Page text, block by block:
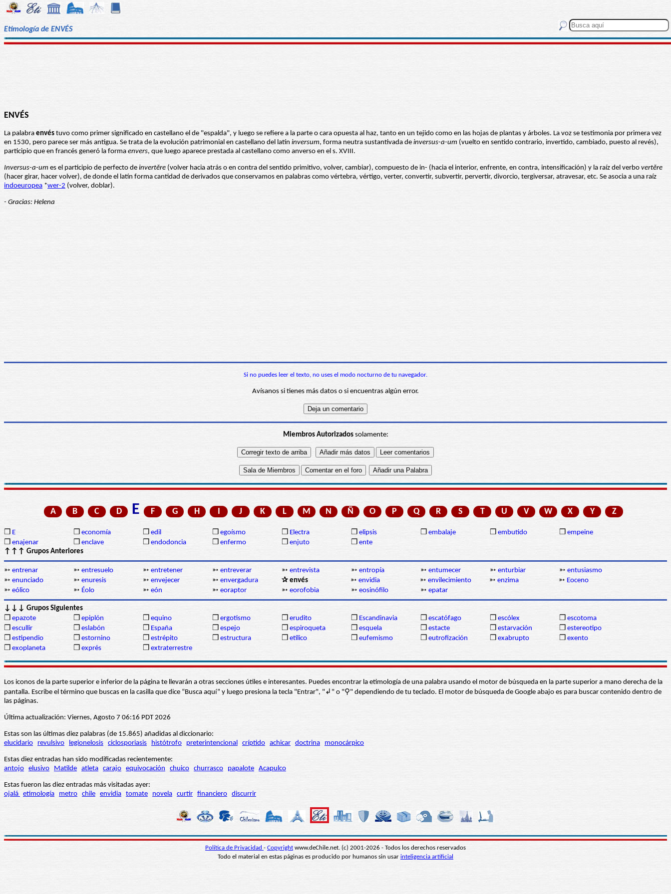
Etimología de ENVÉS
ENVÉS
La palabra envés tuvo como primer significado en castellano el de "espalda", y luego se refiere a la parte o cara opuesta al haz, tanto en un tejido como en las hojas de plantas y árboles. La voz se testimonia por primera vez
en 1530, pero parece ser más antigua. Se trata de la evolución patrimonial en castellano del latín inversum, forma neutra sustantivada de inversus-a-um (vuelto en sentido contrario, invertido, cambiado, puesto al revés),
participio que en francés generó la forma envers, que luego aparece prestada al castellano como anverso en el s. XVIII.
Inversus-a-um es el participio de perfecto de invertĕre (volver hacia atrás o en contra del sentido primitivo, volver, cambiar), compuesto de in- (hacia el interior, enfrente, en contra, intensificación) y la raíz del verbo vertĕre
(hacer girar, hacer volver), de donde el latín forma cantidad de derivados que conservamos en palabras como vértebra, vértigo, verter, convertir, subvertir, pervertir, divorcio, tergiversar, atravesar, etc. Se asocia a una raíz
indoeuropea *wer-2 (volver, doblar).
- Gracias: Helena
Si no puedes leer el texto, no uses el modo nocturno de tu navegador.
Avísanos si tienes más datos o si encuentras algún error.
Miembros Autorizadossolamente:
A B C D E F G H I J K L M N Ñ O P Q R S T U V W X Y Z
❒ E ❒ economía ❒ edil ❒ egoísmo ❒ Electra ❒ elipsis ❒ embalaje ❒ embutido ❒ empeine
❒ enajenar ❒ enclave ❒ endodoncia ❒ enfermo ❒ enjuto ❒ ente
↑↑↑ Grupos Anteriores
➳ entrenar ➳ entresuelo ➳ entretener ➳ entreverar ➳ entrevista ➳ entropía ➳ entumecer ➳ enturbiar ➳ entusiasmo
➳ enunciado ➳ enuresis ➳ envejecer ➳ envergadura ✰ envés ➳ envidia ➳ envilecimiento ➳ enzima ➳ Eoceno
➳ eólico ➳ Éolo ➳ eón ➳ eoraptor ➳ eorofobia ➳ eosinófilo ➳ epatar
↓↓↓ Grupos Siguientes
❒ epazote ❒ epiplón ❒ equino ❒ ergotismo ❒ erudito ❒ Escandinavia ❒ escatófago ❒ escólex ❒ escotoma
❒ escullir ❒ eslabón ❒ España ❒ espejo ❒ espiroqueta ❒ esquela ❒ estacte ❒ estarvación ❒ estereotipo
❒ estipendio ❒ estornino ❒ estrépito ❒ estructura ❒ etílico ❒ eufemismo ❒ eutrofización ❒ exabrupto ❒ exento
❒ exoplaneta ❒ exprés ❒ extraterrestre
Los iconos de la parte superior e inferior de la página te llevarán a otras secciones útiles e interesantes. Puedes encontrar la etimología de una palabra usando el motor de búsqueda en la parte superior a mano derecha de la
pantalla. Escribe el término que buscas en la casilla que dice “Busca aquí” y luego presiona la tecla "Entrar", "↲" o "⚲" dependiendo de tu teclado. El motor de búsqueda de Google abajo es para buscar contenido dentro de
las páginas.
Última actualización: Viernes, Agosto 7 06:16 PDT 2026
Estas son las últimas diez palabras (de 15.865) añadidas al diccionario:
elucidario
revulsivo legionelosis ciclosporiasis histótrofo preterintencional críptido achicar doctrina monocárpico
Estas diez entradas han sido modificadas recientemente:
antojo elusivo Matilde atleta carajo equivocación chuico churrasco papalote Acapulco
Estas fueron las diez entradas más visitadas ayer:
ojalá etimología metro chile envidia tomate novela curtir financiero discurrir
Política de Privacidad - Copyright www.deChile.net. (c) 2001-2026 - Todos los derechos reservados
Todo el material en estas páginas es producido por humanos sin usar inteligencia artificial